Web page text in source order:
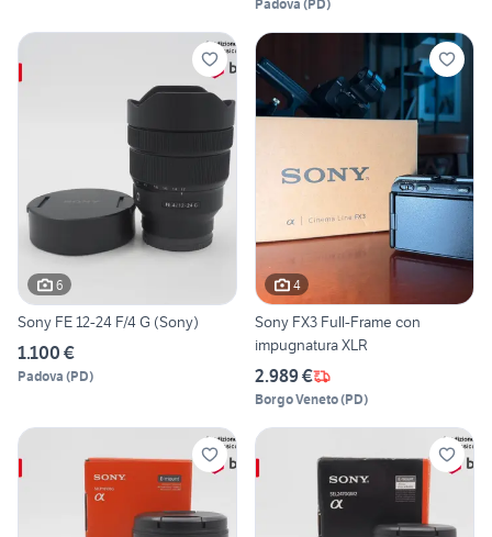
Padova (PD)
6
Sony FE 12-24 F/4 G (Sony)
1.100 €
Padova (PD)
4
Sony FX3 Full-Frame con
impugnatura XLR
2.989 €
Borgo Veneto(PD)